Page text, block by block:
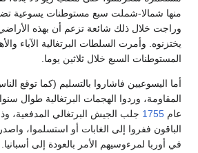
منها شمالا-شملت سبع مستوطنات يسوعية
وراجت خلال ذلك شائعة تزعم أن بهذه
يختزنوه. وأمرت السلطات البرتغالية الآباء
المستوطنات السبع خلال ثلاثين يوما.
أما اليسوعيين فاشاروا بالتسليم (كما توقع
المقاومة، وردوا الهجمات البرتغالية
عام 1755 جلب الجيش البرتغالي المدفعية،
الباقون ففروا إلى الغابات أو استسلموا،
في أوربا لمرءوسيهم الأمر بالعودة إلى